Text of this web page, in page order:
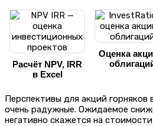
Расчёт NPV, IRR
в Excel
Оценка
Перспективы для акций горняков
очень радужные. Ожидаемое
негативно скажется на